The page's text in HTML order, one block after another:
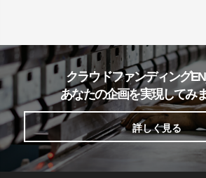
クラウドファンディング
あなたの企画を実現してみ
詳しく見る